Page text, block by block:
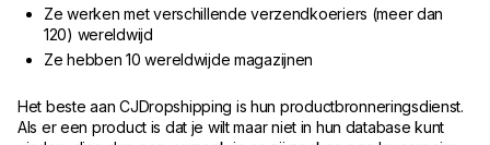
Ze werken met verschillende verzendkoeriers (meer dan
120) wereldwijd
Ze hebben 10 wereldwijde magazijnen
Het beste aan CJDropshipping is hun productbronneringsdienst.
Als er een product is dat je wilt maar niet in hun database kunt